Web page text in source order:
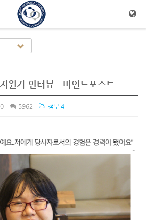
원가 인터뷰 - 마인드포스트
5962 첨부 4